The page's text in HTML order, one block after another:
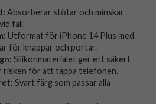
Absorberar stötar och minskar
fall.
Utformat för iPhone 14 Plus med
för knappar och portar.
Silikonmaterialet ger ett säkert
risken för att tappa telefonen.
Svart färg som passar alla